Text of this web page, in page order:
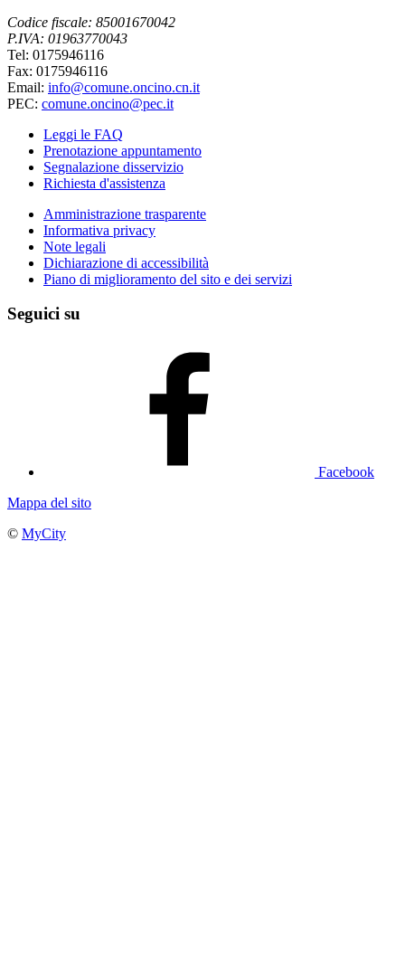
Codice fiscale: 85001670042
P.IVA: 01963770043
Tel: 0175946116
Fax: 0175946116
Email: info@comune.oncino.cn.it
PEC: comune.oncino@pec.it
Leggi le FAQ
Prenotazione appuntamento
Segnalazione disservizio
Richiesta d'assistenza
Amministrazione trasparente
Informativa privacy
Note legali
Dichiarazione di accessibilità
Piano di miglioramento del sito e dei servizi
Seguici su
Facebook
Mappa del sito
© MyCity